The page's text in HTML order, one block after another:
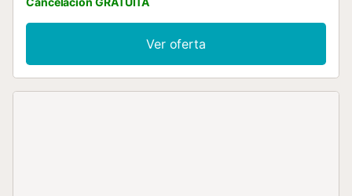
de agua eléctrico, microondas, congelador, cafetera eléctrica).
Baño/WC. Terraza-jardín grande. Vista panorámica a las
alojamiento dispone de: plancha, trona, cuna hasta 3 años,
pelo. Internet (Wifi, extra). VTAR/GR/020055 // Reg. Nr.:
ESFCTU000018011000846603000000000000000VTAR/GR/
Ver oferta